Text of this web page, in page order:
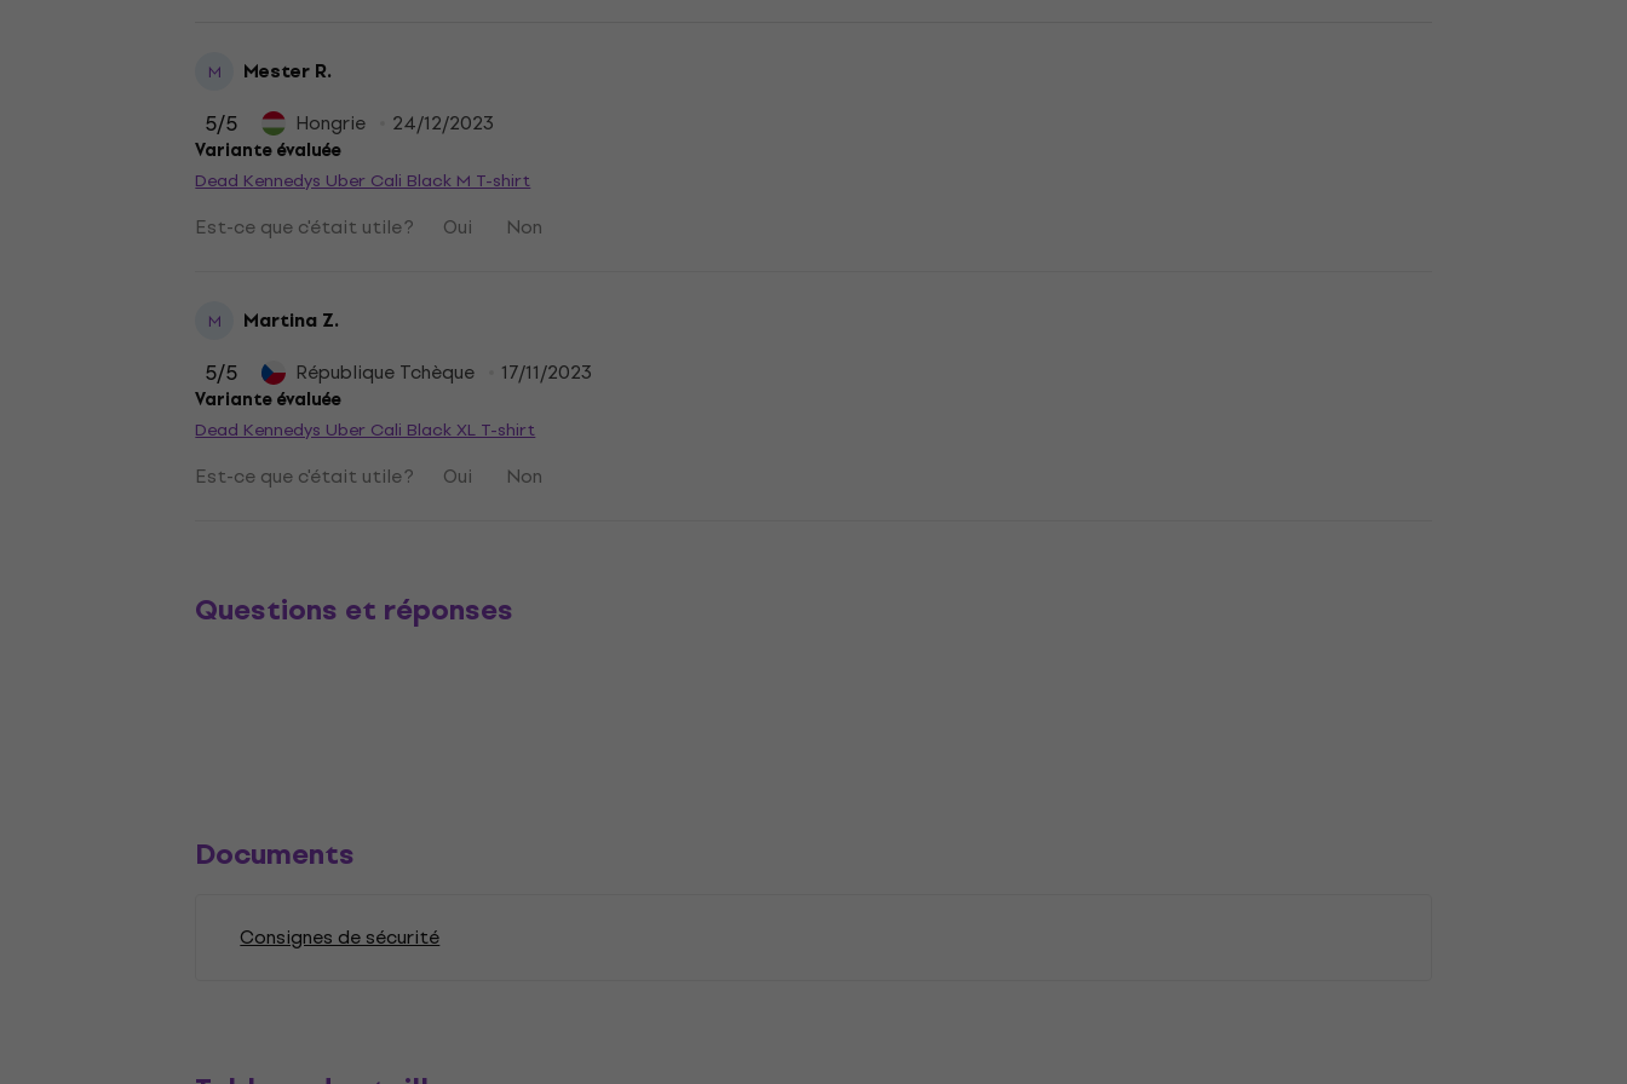
M Mester R.
5/5 Hongrie 24/12/2023
Variante évaluée
Dead Kennedys Uber Cali Black M T-shirt
Est-ce que c'était utile ? Oui Non
M Martina Z.
5/5 République Tchèque 17/11/2023
Variante évaluée
Dead Kennedys Uber Cali Black XL T-shirt
Est-ce que c'était utile ? Oui Non
Questions et réponses
Documents
Consignes de sécurité